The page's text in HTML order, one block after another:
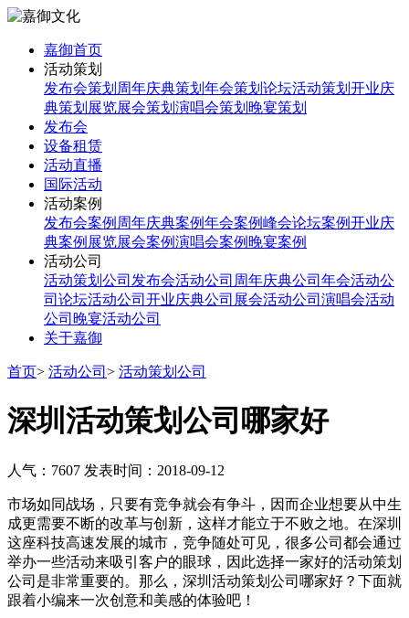
嘉御首页
活动策划
发布会策划 周年庆典策划 年会策划 论坛活动策划 开业庆
典策划 展览展会策划 演唱会策划 晚宴策划
发布会
设备租赁
活动直播
国际活动
活动案例
发布会案例 周年庆典案例年会案例峰会论坛案例开业庆
典案例 展览展会案例演唱会案例 晚宴案例
活动公司
活动策划公司 发布会活动公司 周年庆典公司 年会活动公
司 论坛活动公司 开业庆典公司 展会活动公司 演唱会活动
公司 晚宴活动公司
关于嘉御
首页> 活动公司 > 活动策划公司
深圳活动策划公司哪家好
人气：7607 发表时间：2018-09-12
市场如同战场，只要有竞争就会有争斗，因而企业想要从中生
成更需要不断的改革与创新，这样才能立于不败之地。在深圳
这座科技高速发展的城市，竞争随处可见，很多公司都会通过
举办一些活动来吸引客户的眼球，因此选择一家好的活动策划
公司是非常重要的。那么，深圳活动策划公司哪家好？下面就
跟着小编来一次创意和美感的体验吧！